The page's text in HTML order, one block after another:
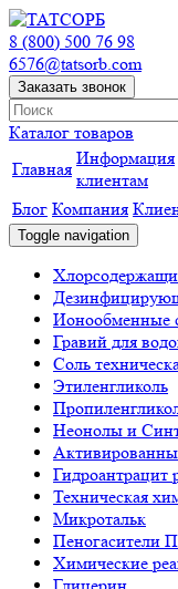
8 (800) 500 76 98
6576@tatsorb.com
Заказать звонок
Каталог товаров
Главная
Информация
клиентам
Блог Компания
Toggle navigation
Ионообменные
Гравий для
Соль
Этиленгликоль
Неонолы и
Гидроантрацит
Техническая
Микротальк
Пеногасители
Химические